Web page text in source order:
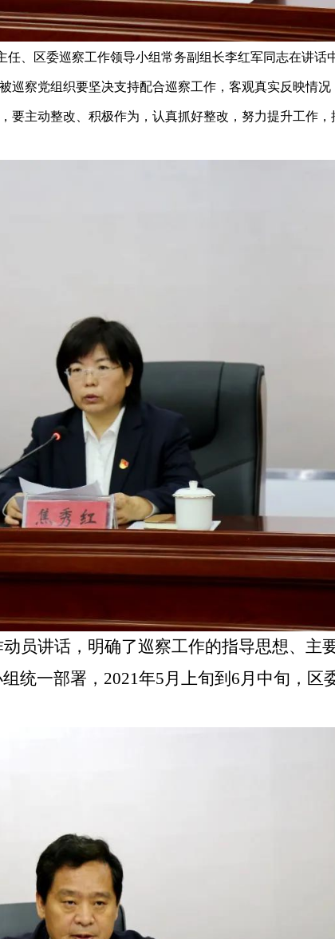
、区委巡察工作领导小组常务副组长李红军同志在讲话
巡察党组织要坚决支持配合巡察工作，客观真实反映情况
要主动整改、积极作为，认真抓好整改，努力提升工作，
员讲话，明确了巡察工作的指导思想、主
统一部署， 2021年5月上旬到6月中旬，区